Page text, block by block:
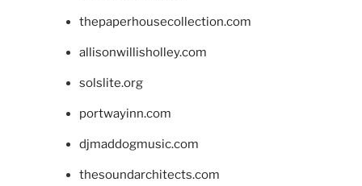
thepaperhousecollection.com
allisonwillisholley.com
solslite.org
portwayinn.com
djmaddogmusic.com
thesoundarchitects.com